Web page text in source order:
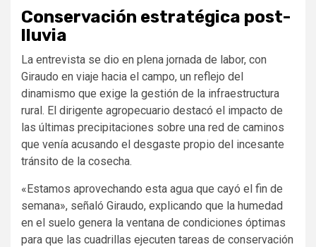
Conservación estratégica post-
lluvia
La entrevista se dio en plena jornada de labor, con
Giraudo en viaje hacia el campo, un reflejo del
dinamismo que exige la gestión de la infraestructura
rural. El dirigente agropecuario destacó el impacto de
las últimas precipitaciones sobre una red de caminos
que venía acusando el desgaste propio del incesante
tránsito de la cosecha.
«Estamos aprovechando esta agua que cayó el fin de
semana», señaló Giraudo, explicando que la humedad
en el suelo genera la ventana de condiciones óptimas
para que las cuadrillas ejecuten tareas de conservación